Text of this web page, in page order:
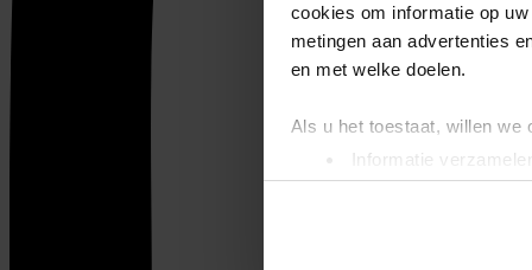
cookies om informatie op
metingen aan advertenties
en met welke doelen.
Als u het toestaat, willen we
Informatie
Uw apparaat
Lees meer over hoe uw